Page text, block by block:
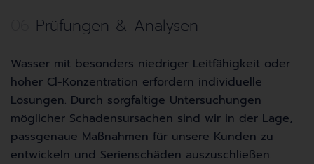
Prüfungen & Analysen
Wasser mit besonders niedriger Leitfähigkeit oder
hoher Cl-Konzentration erfordern individuelle
Lösungen. Durch sorgfältige Untersuchungen
möglicher Schadensursachen sind wir in der Lage,
passgenaue Maßnahmen für unsere Kunden zu
entwickeln und Serienschäden auszuschließen.